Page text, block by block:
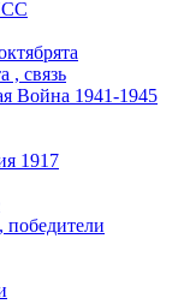
, связь
Война 1941-1945
1917